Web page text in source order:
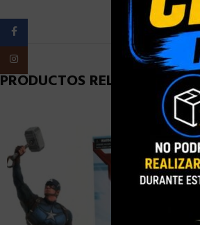
PRODUCTOS RELACIONADOS